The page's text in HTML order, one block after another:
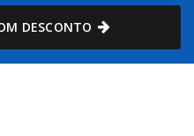
DESCONTO